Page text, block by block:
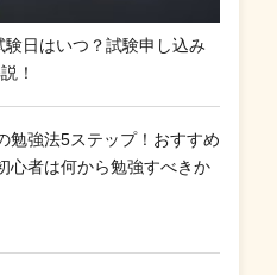
験日はいつ？試験申し込み
！
勉強法5ステップ！おすすめ
心者は何から勉強すべきか